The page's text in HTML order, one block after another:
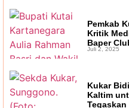
Bankeu Fisik
Khawatir
Kosong, BKD
Pemkab
Kritik
Baper
Juli 2, 2025
Kukar
Kaltim
Tegaskan